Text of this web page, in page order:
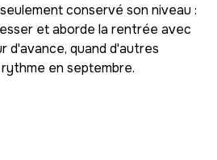
conservé son niveau :
et aborde la rentrée avec
d'avance, quand d'autres
en septembre.